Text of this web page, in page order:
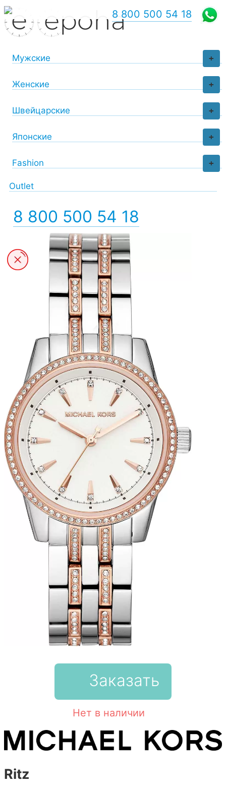
+
Мужские
+
Женские
+
Швейцарские
+
Японские
+
Fashion
Outlet
8 800 500 54 18
8 800 500 54 18
Заказать
Нет в наличии
Ritz